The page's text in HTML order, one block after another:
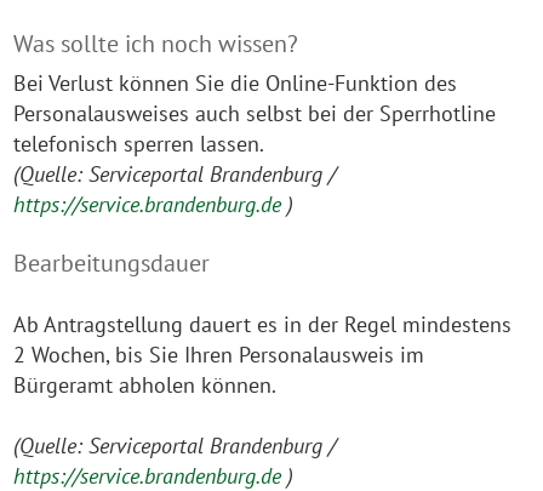
Was sollte ich noch wissen?
Bei Verlust können Sie die Online-Funktion des
Personalausweises auch selbst bei der Sperrhotline
telefonisch sperren lassen.
(Quelle: Serviceportal Brandenburg /
https://service.brandenburg.de)
Bearbeitungsdauer
Ab Antragstellung dauert es in der Regel mindestens
2 Wochen, bis Sie Ihren Personalausweis im
Bürgeramt abholen können.
(Quelle: Serviceportal Brandenburg /
https://service.brandenburg.de)